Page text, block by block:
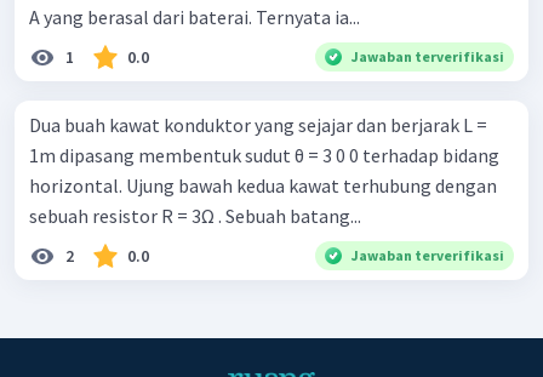
A yang berasal dari baterai. Ternyata ia...
1 0.0 Jawaban terverifikasi
Dua buah kawat konduktor yang sejajar dan berjarak L =
1m dipasang membentuk sudut θ = 3 0 0 terhadap bidang
horizontal. Ujung bawah kedua kawat terhubung dengan
sebuah resistor R = 3Ω . Sebuah batang...
2 0.0 Jawaban terverifikasi